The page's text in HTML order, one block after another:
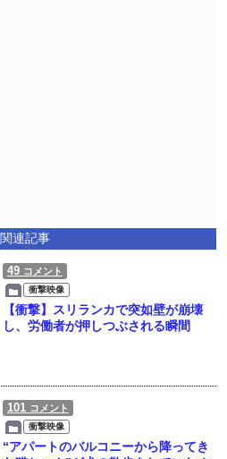
関連記事
49 コメント
衝撃映像
【衝撃】スリランカで突如壁が崩壊
し、労働者が押しつぶされる瞬間
101 コメント
衝撃映像
“アパートのバルコニーから降ってき